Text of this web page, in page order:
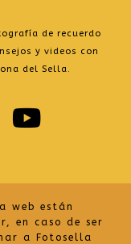
de recuerdo
y videos con
del Sella.
web están
en caso de ser
a Fotosella